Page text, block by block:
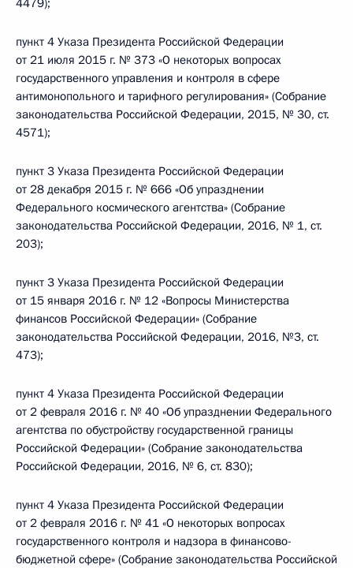
4479);
пункт 4 Указа Президента Российской Федерации
от 21 июля 2015 г. № 373 «О некоторых вопросах
государственного управления и контроля в сфере
антимонопольного и тарифного регулирования» (Собрание
законодательства Российской Федерации, 2015, № 30, ст.
4571);
пункт 3 Указа Президента Российской Федерации
от 28 декабря 2015 г. № 666 «Об упразднении
Федерального космического агентства» (Собрание
законодательства Российской Федерации, 2016, № 1, ст.
203);
пункт 3 Указа Президента Российской Федерации
от 15 января 2016 г. № 12 «Вопросы Министерства
финансов Российской Федерации» (Собрание
законодательства Российской Федерации, 2016, №3, ст.
473);
пункт 4 Указа Президента Российской Федерации
от 2 февраля 2016 г. № 40 «Об упразднении Федерального
агентства по обустройству государственной границы
Российской Федерации» (Собрание законодательства
Российской Федерации, 2016, № 6, ст. 830);
пункт 4 Указа Президента Российской Федерации
от 2 февраля 2016 г. № 41 «О некоторых вопросах
государственного контроля и надзора в финансово-
бюджетной сфере» (Собрание законодательства Российской